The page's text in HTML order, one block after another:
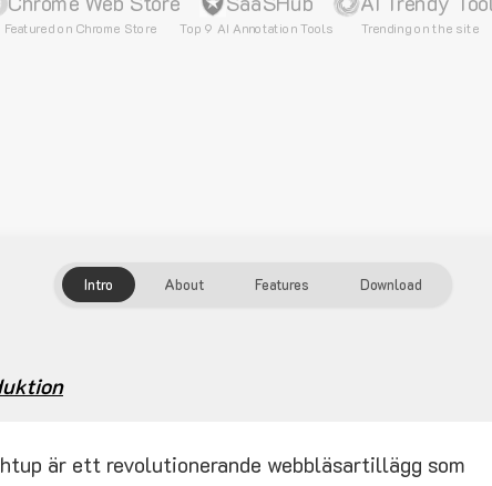
Featured on Chrome Store Top 9 AI Annotation Tools Trending on the site
Intro About Features Download
är ett revolutionerande webbläsartillägg som